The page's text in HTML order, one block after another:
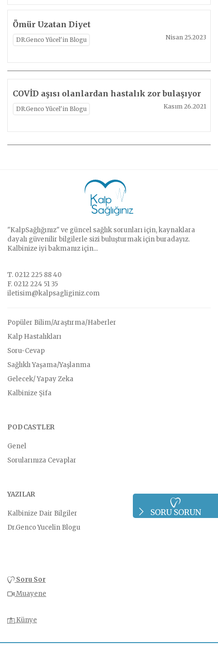
Ömür Uzatan Diyet
DR.Genco Yücel'in Blogu Nisan 25.2023
COVİD aşısı olanlardan hastalık zor bulaşıyor
DR.Genco Yücel'in Blogu Kasım 26.2021
"KalpSağlığınız" ve güncel sağlık sorunları için, kaynaklara
dayalı güvenilir bilgilerle sizi buluşturmak için buradayız.
Kalbinize iyi bakmanız için...
T. 0212 225 88 40
F. 0212 224 51 35
iletisim@kalpsagliginiz.com
Popüler Bilim/Araştırma/Haberler
Kalp Hastalıkları
Soru-Cevap
Sağlıklı Yaşama/Yaşlanma
Gelecek/ Yapay Zeka
Kalbinize Şifa
PODCASTLER
Genel
Sorularınıza Cevaplar
YAZILAR
Kalbinize Dair Bilgiler
Dr.Genco Yucelin Blogu
Soru Sor
Muayene
Künye
SORU SORUN